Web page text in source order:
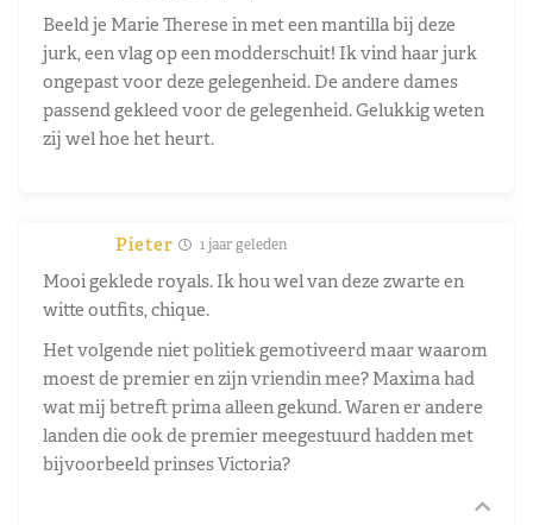
Beeld je Marie Therese in met een mantilla bij deze
jurk, een vlag op een modderschuit! Ik vind haar jurk
ongepast voor deze gelegenheid. De andere dames
passend gekleed voor de gelegenheid. Gelukkig weten
zij wel hoe het heurt.
Pieter 1 jaar geleden
Mooi geklede royals. Ik hou wel van deze zwarte en
witte outfits, chique.
Het volgende niet politiek gemotiveerd maar waarom
moest de premier en zijn vriendin mee? Maxima had
wat mij betreft prima alleen gekund. Waren er andere
landen die ook de premier meegestuurd hadden met
bijvoorbeeld prinses Victoria?